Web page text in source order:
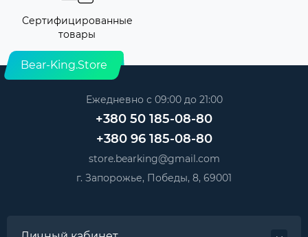
Сертифицированные
товары
Bear-King.Store
Ежедневно с 09:00 до 21:00
+380 50 185-08-80
+380 96 185-08-80
store.bearking@gmail.com
г. Запорожье, Победы, 8, 69001